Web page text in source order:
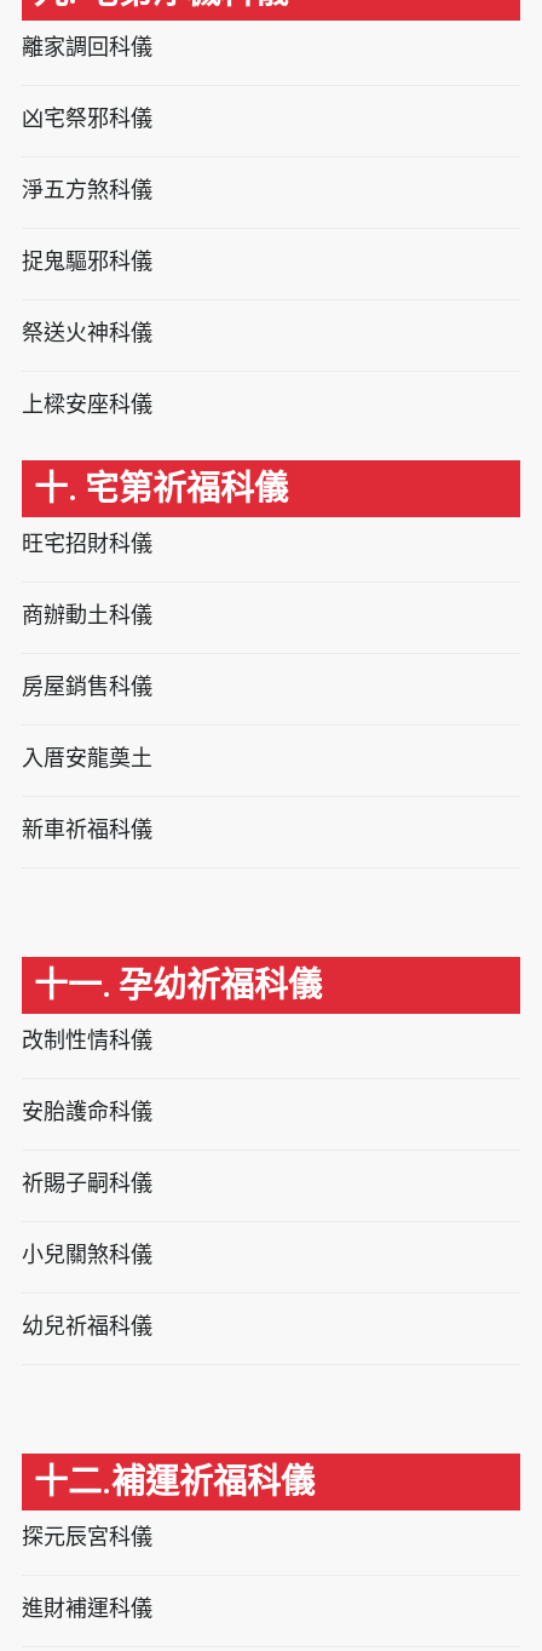
離家調回科儀
凶宅祭邪科儀
淨五方煞科儀
捉鬼驅邪科儀
祭送火神科儀
上樑安座科儀
十. 宅第祈福科儀
旺宅招財科儀
商辦動土科儀
房屋銷售科儀
入厝安龍奠土
新車祈福科儀
十一. 孕幼祈福科儀
改制性情科儀
安胎護命科儀
祈賜子嗣科儀
小兒關煞科儀
幼兒祈福科儀
十二.補運祈福科儀
探元辰宮科儀
進財補運科儀